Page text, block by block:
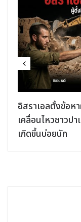
อิสราเอลตั้งข้อ
เคลื่อนไหวชาวป
เกิดขึ้นบ่อยนัก